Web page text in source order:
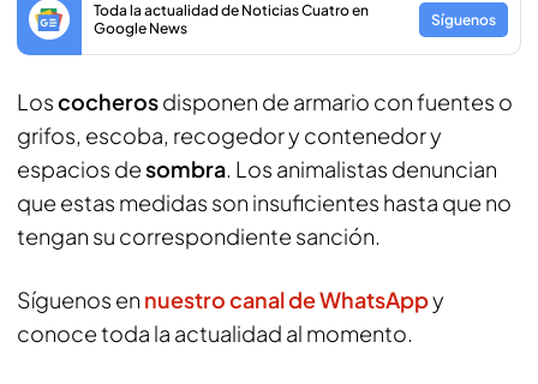
Toda la actualidad de Noticias Cuatro en
Google News
Síguenos
Loscocherosdisponen de armario con fuentes o
grifos, escoba, recogedor y contenedor y
espacios desombra. Los animalistas denuncian
que estas medidas son insuficientes hasta que no
tengan su correspondiente sanción.
Síguenos en nuestro canal de WhatsAppy
conoce toda la actualidad al momento.